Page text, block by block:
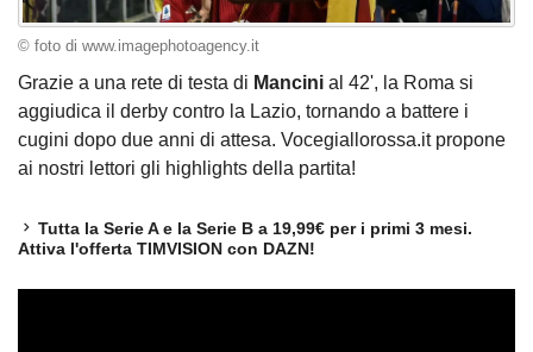
© foto di www.imagephotoagency.it
Grazie a una rete di testa di Mancini al 42', la Roma si
aggiudica il derby contro la Lazio, tornando a battere i
cugini dopo due anni di attesa. Vocegiallorossa.it propone
ai nostri lettori gli highlights della partita!
Tutta la Serie A e la Serie B a 19,99€ per i primi 3 mesi.
Attiva l'offerta TIMVISION con DAZN!